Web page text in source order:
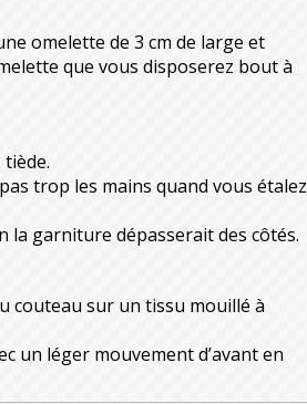
omelette de 3 cm de large et
que vous disposerez bout à
trop les mains quand vous étalez
garniture dépasserait des côtés.
couteau sur un tissu mouillé à
un léger mouvement d’avant en